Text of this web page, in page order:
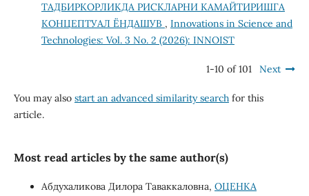
ТАДБИРКОРЛИКДА РИСКЛАРНИ КАМАЙТИРИШГА
КОНЦЕПТУАЛ ЁНДАШУВ , Innovations in Science and
Technologies: Vol. 3 No. 2 (2026): INNOIST
1-10 of 101 Next
You may also start an advanced similarity searchfor this
article.
Most read articles by the same author(s)
Абдухаликова Дилора Таваккаловна, ОЦЕНКА